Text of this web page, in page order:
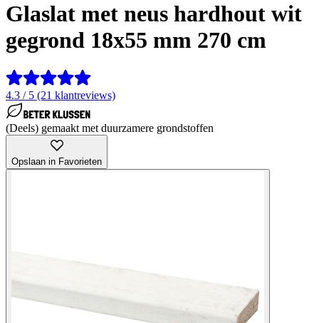
Glaslat met neus hardhout wit
gegrond 18x55 mm 270 cm
4.3 / 5 (21 klantreviews)
(Deels) gemaakt met duurzamere grondstoffen
Opslaan in Favorieten